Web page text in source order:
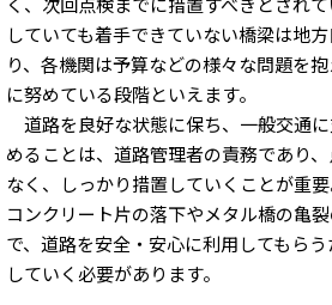
していても着手できていない橋梁は地
り、各機関は予算などの様々な問題を
に努めている段階といえます。
道路を良好な状態に保ち、一般交通
めることは、道路管理者の責務であり
なく、しっかり措置していくことが重
コンクリート片の落下やメタル橋の亀
で、道路を安全・安心に利用してもら
していく必要があります。